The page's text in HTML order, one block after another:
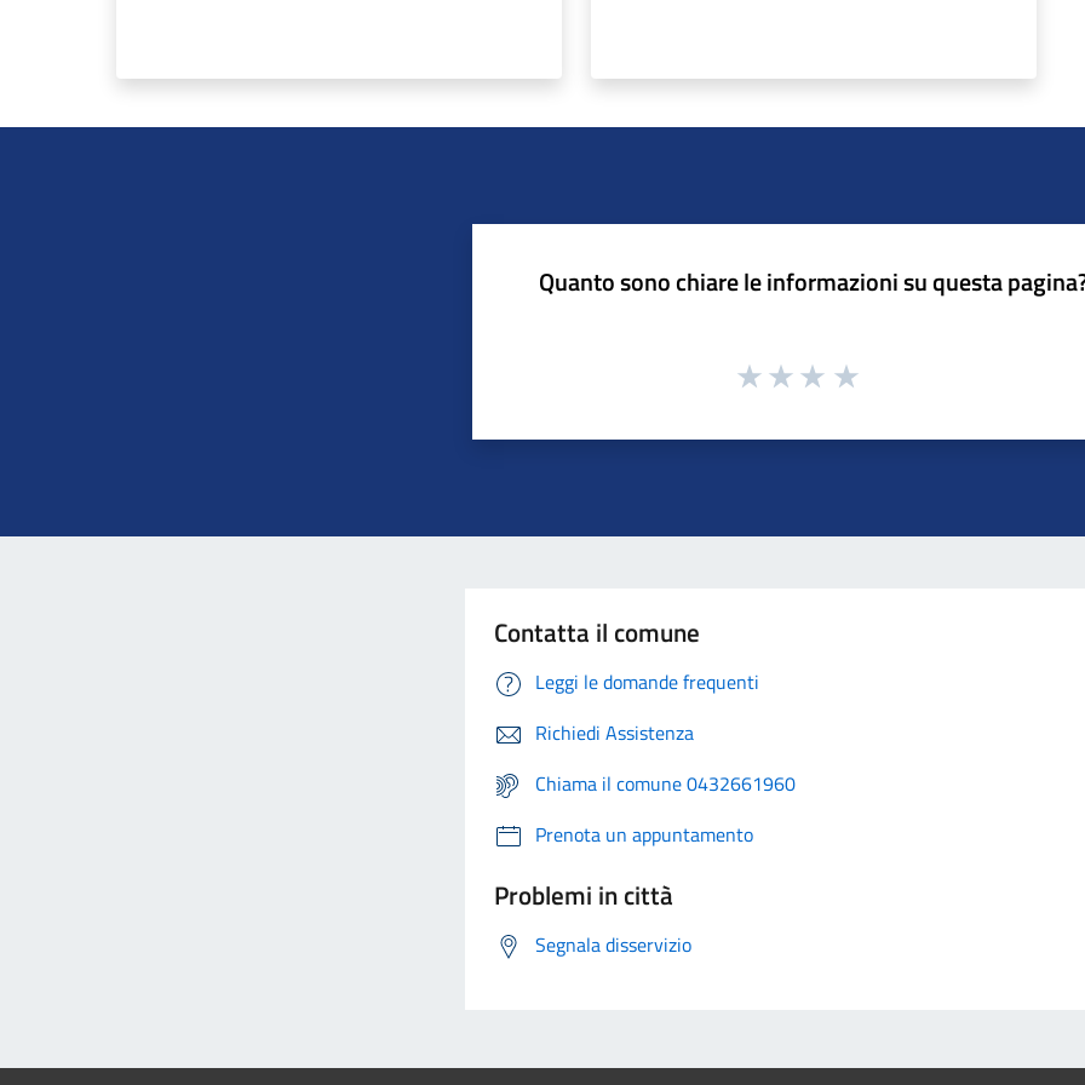
Quanto sono chiare le informazioni su questa
Contatta il comune
Leggi le domande frequenti
Richiedi Assistenza
Chiama il comune 0432661960
Prenota un appuntamento
Problemi in città
Segnala disservizio